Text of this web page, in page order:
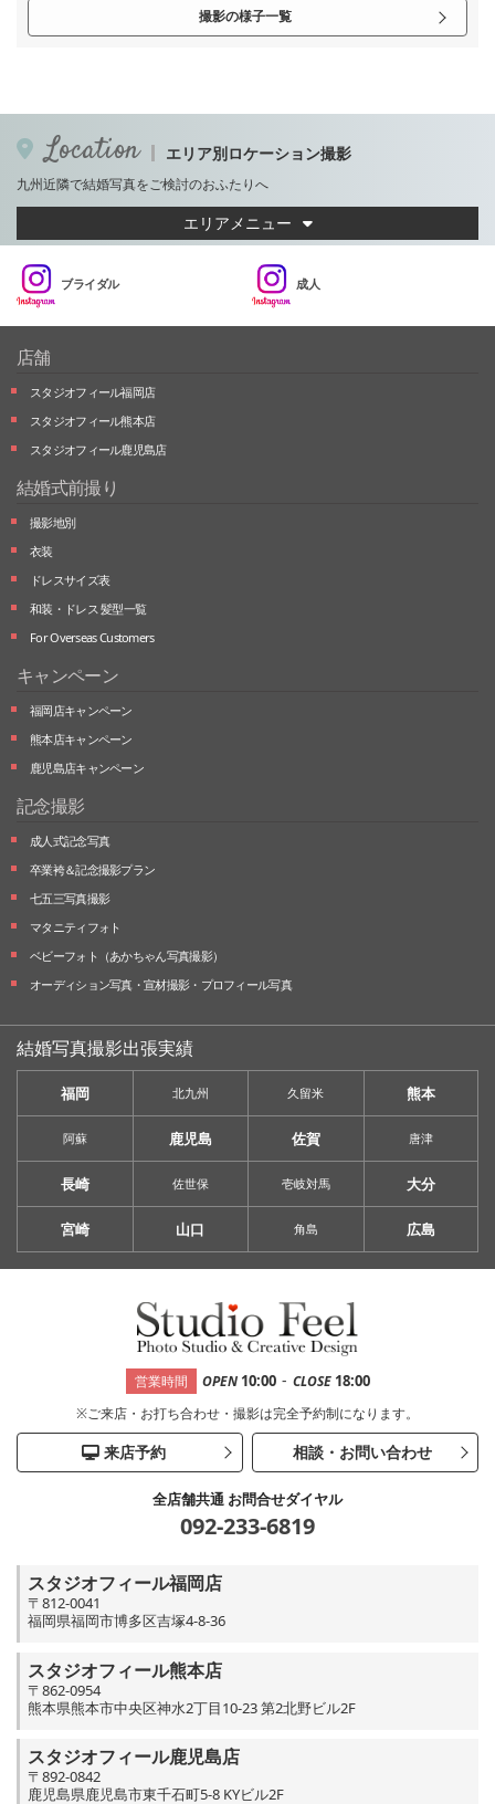
撮影の様子一覧
Location エリア別ロケーション撮影
九州近隣で結婚写真をご検討のおふたりへ
エリアメニュー
ブライダル 成人
店舗
スタジオフィール福岡店
スタジオフィール熊本店
スタジオフィール鹿児島店
結婚式前撮り
撮影地別
衣装
ドレスサイズ表
和装・ドレス 髪型一覧
For Overseas Customers
キャンペーン
福岡店キャンペーン
熊本店キャンペーン
鹿児島店キャンペーン
記念撮影
成人式記念写真
卒業袴＆記念撮影プラン
七五三写真撮影
マタニティフォト
ベビーフォト （あかちゃん写真撮影）
オーディション写真・ 宣材撮影・ プロフィール写真
結婚写真撮影出張実績
福岡 北九州 久留米 熊本
阿蘇 鹿児島 佐賀 唐津
長崎 佐世保 壱岐対馬 大分
宮崎 山口 角島 広島
営業時間 OPEN 10:00 - CLOSE 18:00
※ご来店・お打ち合わせ・撮影は完全予約制になります。
来店予約 相談・お問い合わせ
全店舗共通 お問合せダイヤル
092-233-6819
スタジオフィール福岡店
〒812-0041
福岡県福岡市博多区吉塚4-8-36
スタジオフィール熊本店
〒862-0954
熊本県熊本市中央区神水2丁目10-23 第2北野ビル2F
スタジオフィール鹿児島店
〒892-0842
鹿児島県鹿児島市東千石町5-8 KYビル2F